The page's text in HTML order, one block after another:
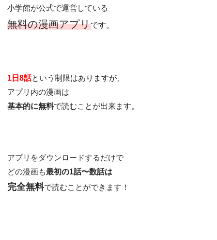
小学館が公式で運営している
無料の漫画アプリです。
1日8話という制限はありますが、
アプリ内の漫画は
基本的に無料で読むことが出来ます。
アプリをダウンロードするだけで
どの漫画も最初の1話〜数話は
完全無料で読むことができます！